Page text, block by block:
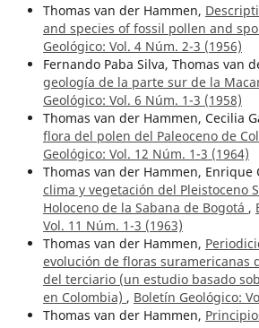
Thomas van der Hammen,
and species of fossil pollen and
Geológico: Vol. 4 Núm. 2-3 (1956)
Fernando Paba Silva, Thomas van
geología de la parte sur de la
Geológico: Vol. 6 Núm. 1-3 (1958)
Thomas van der Hammen, Cecilia
flora del polen del Paleoceno de
Geológico: Vol. 12 Núm. 1-3 (1964)
Thomas van der Hammen, Enrique
clima y vegetación del Pleistoceno
Holoceno de la Sabana de Bogotá ,
Vol. 11 Núm. 1-3 (1963)
Thomas van der Hammen,
evolución de floras suramericanas
del terciario (un estudio basado
en Colombia) , Boletín Geológico:
Thomas van der Hammen,